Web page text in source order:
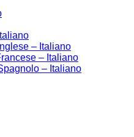
– Italiano
– Italiano
– Italiano